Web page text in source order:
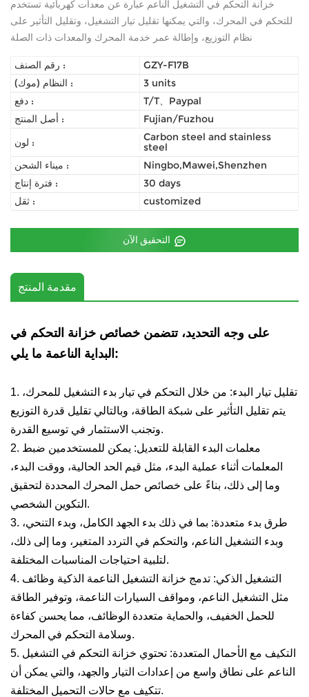
خزانة التحكم في التشغيل الناعم عبارة عن معدات كهربائية تستخدم
للتحكم في المحرك، والتي يمكنها تقليل تيار التشغيل، وتقليل التأثير على
نظام التوزيع، وإطالة عمر خدمة المحرك والمعدات ذات الصلة
رقم الصنف :
GZY-F17B
النظام (موك) :
3 units
دفع :
T/T、Paypal
أصل المنتج :
Fujian/Fuzhou
لون :
Carbon steel and stainless
steel
ميناء الشحن :
Ningbo,Mawei,Shenzhen
فترة إنتاج :
30 days
ثقل :
customized
مقدمة المنتج
على وجه التحديد، تتضمن خصائص خزانة التحكم في
البداية الناعمة ما يلي:
1. تقليل تيار البدء: من خلال التحكم في تيار بدء التشغيل للمحرك،
يتم تقليل التأثير على شبكة الطاقة، وبالتالي تقليل قدرة التوزيع
وتجنب الاستثمار في توسيع القدرة.
2. معلمات البدء القابلة للتعديل: يمكن للمستخدمين ضبط
المعلمات أثناء عملية البدء، مثل قيم الحد الحالية، ووقت البدء،
وما إلى ذلك، بناءً على خصائص حمل المحرك المحددة لتحقيق
التكوين الشخصي.
3. طرق بدء متعددة: بما في ذلك بدء الجهد الكامل، وبدء التنحي،
وبدء التشغيل الناعم، والتحكم في التردد المتغير، وما إلى ذلك،
لتلبية احتياجات المناسبات المختلفة.
4. التشغيل الذكي: تدمج خزانة التشغيل الناعمة الذكية وظائف
مثل التشغيل الناعم، ومواقف السيارات الناعمة، وتوفير الطاقة
للحمل الخفيف، والحماية متعددة الوظائف، مما يحسن كفاءة
وسلامة التحكم في المحرك.
5. التكيف مع الأحمال المتعددة: تحتوي خزانة التحكم في التشغيل
الناعم على نطاق واسع من إعدادات التيار والجهد، والتي يمكن أن
تتكيف مع حالات التحميل المختلفة.